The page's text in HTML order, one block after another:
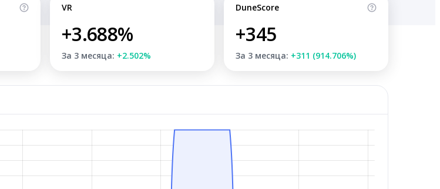
VR
+3.688%
За 3 месяца: +2.502%
DuneScore
+345
За 3 месяца: +311 (914.706%)